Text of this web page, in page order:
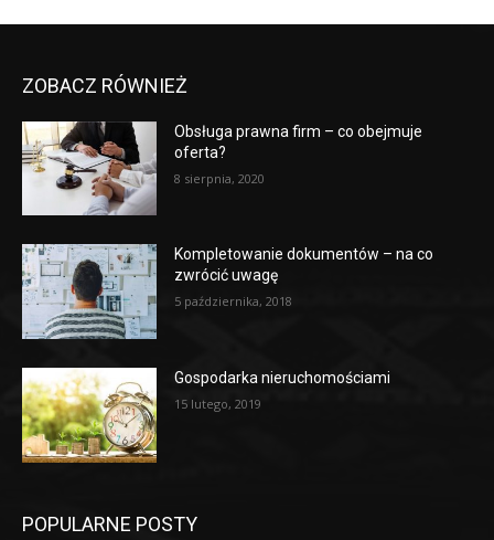
ZOBACZ RÓWNIEŻ
Obsługa prawna firm – co obejmuje
oferta?
8 sierpnia, 2020
Kompletowanie dokumentów – na co
zwrócić uwagę
5 października, 2018
Gospodarka nieruchomościami
15 lutego, 2019
POPULARNE POSTY